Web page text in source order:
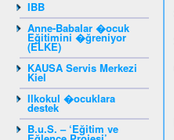
IBB
Anne-Babalar �ocuk
Eğitimini �ğreniyor
(ELKE)
KAUSA Servis Merkezi
Kiel
Ilkokul �ocuklara
destek
B.u.S. – ‘Eğitim ve